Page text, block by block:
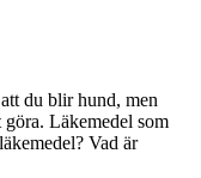
du blir hund, men
Läkemedel som
Vad är